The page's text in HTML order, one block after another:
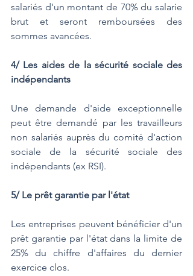
salariés d'un montant de 70% du salarie
brut et seront remboursées des
sommes avancées.
4/ Les aides de la sécurité sociale des
indépendants
Une demande d'aide exceptionnelle
peut être demandé par les travailleurs
non salariés auprès du comité d'action
sociale de la sécurité sociale des
indépendants (ex RSI).
5/ Le prêt garantie par l'état
Les entreprises peuvent bénéficier d'un
prêt garantie par l'état dans la limite de
25% du chiffre d'affaires du dernier
exercice clos.